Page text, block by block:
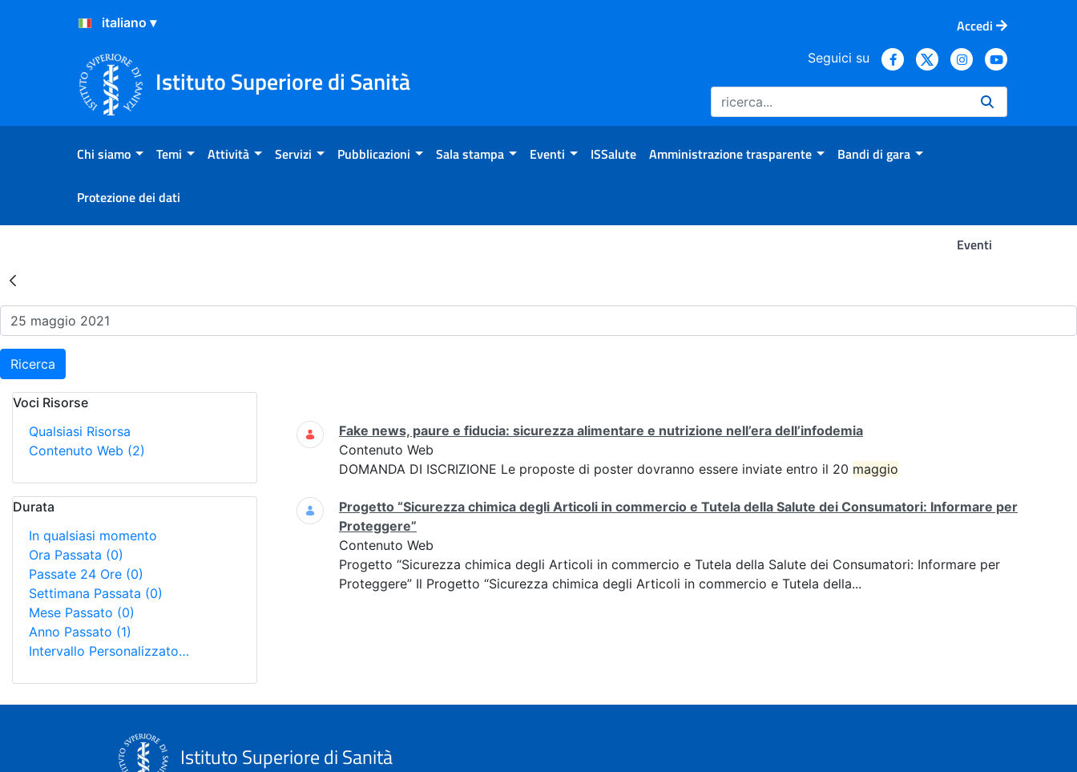
Salta al Contenuto
Salta al Footer
Accedi
Istituto Superiore di Sanità
Seguici su
Chi siamo Temi Attività Servizi Pubblicazioni Sala stampa Eventi ISSalute Amministrazione trasparente Bandi di gara
Protezione dei dati
Eventi
Risultati della Ricerca - Eventi
Ricerca
Voci Risorse
Qualsiasi Risorsa
Contenuto Web (2)
Durata
In qualsiasi momento
Ora Passata (0)
Passate 24 Ore (0)
Settimana Passata (0)
Mese Passato (0)
Anno Passato (1)
Intervallo Personalizzato…
Ricerca
Fake news, paure e fiducia: sicurezza alimentare e nutrizione nell’era dell’infodemia
Contenuto Web
DOMANDA DI ISCRIZIONE Le proposte di poster dovranno essere inviate entro il 20 maggio
Progetto “Sicurezza chimica degli Articoli in commercio e Tutela della Salute dei Consumatori: Informare per
Proteggere”
Contenuto Web
Progetto “Sicurezza chimica degli Articoli in commercio e Tutela della Salute dei Consumatori: Informare per
Proteggere” Il Progetto “Sicurezza chimica degli Articoli in commercio e Tutela della...
Istituto Superiore di Sanità